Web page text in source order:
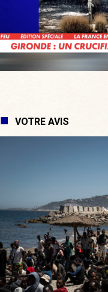
VOTRE AVIS